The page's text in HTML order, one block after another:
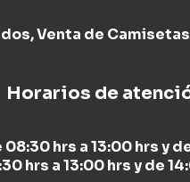
Venta de
Horarios de
hrs a 13:00 hrs y
hrs a 13:00 hrs y de